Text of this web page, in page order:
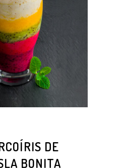
DE
BONITA